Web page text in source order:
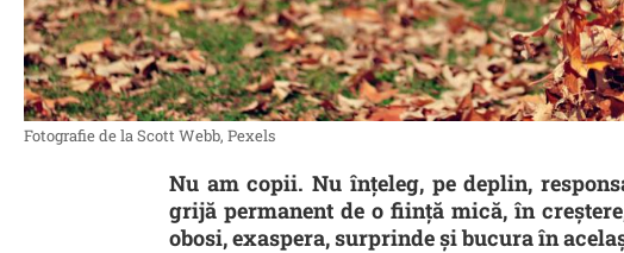
Fotografie de la Scott Webb, Pexels
Nu am copii. Nu înţeleg, pe deplin,
grijă permanent de o fiinţă mică, în
obosi, exaspera, surprinde şi bucura în